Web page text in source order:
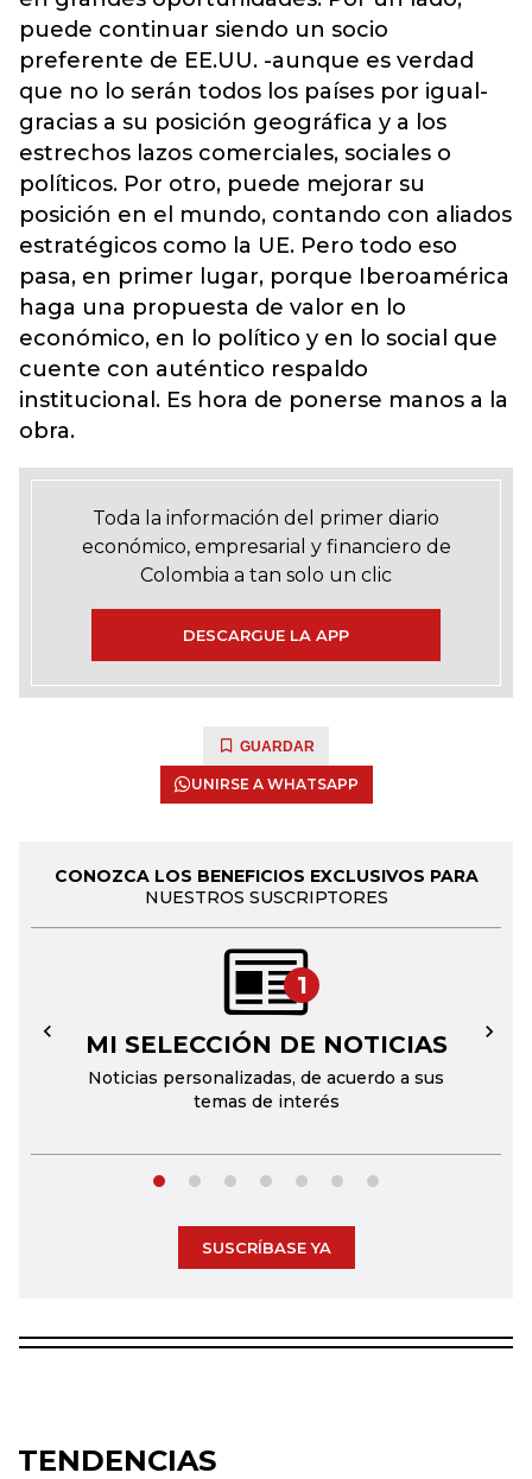
puede continuar siendo un socio
preferente de EE.UU. -aunque es verdad
que no lo serán todos los países por igual-
gracias a su posición geográfica y a los
estrechos lazos comerciales, sociales o
políticos. Por otro, puede mejorar su
posición en el mundo, contando con aliados
estratégicos como la UE. Pero todo eso
pasa, en primer lugar, porque Iberoamérica
haga una propuesta de valor en lo
económico, en lo político y en lo social que
cuente con auténtico respaldo
institucional. Es hora de ponerse manos a la
obra.
Toda la información del primer diario
económico, empresarial y financiero de
Colombia a tan solo un clic
DESCARGUE LA APP
GUARDAR
UNIRSE A WHATSAPP
CONOZCA LOS BENEFICIOS EXCLUSIVOS PARA
NUESTROS SUSCRIPTORES
1
MI SELECCIÓN DE NOTICIAS
Noticias personalizadas, de acuerdo a sus
temas de interés
← →
SUSCRÍBASE YA
TENDENCIAS